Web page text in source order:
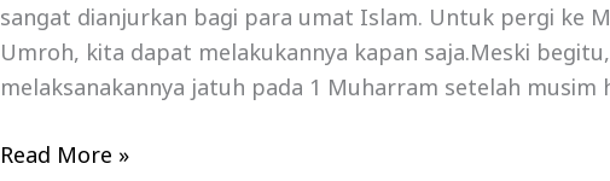
sangat dianjurkan bagi para umat Islam. Untuk pergi ke
Umroh, kita dapat melakukannya kapan saja.Meski
melaksanakannya jatuh pada 1 Muharram setelah musim
Read More »